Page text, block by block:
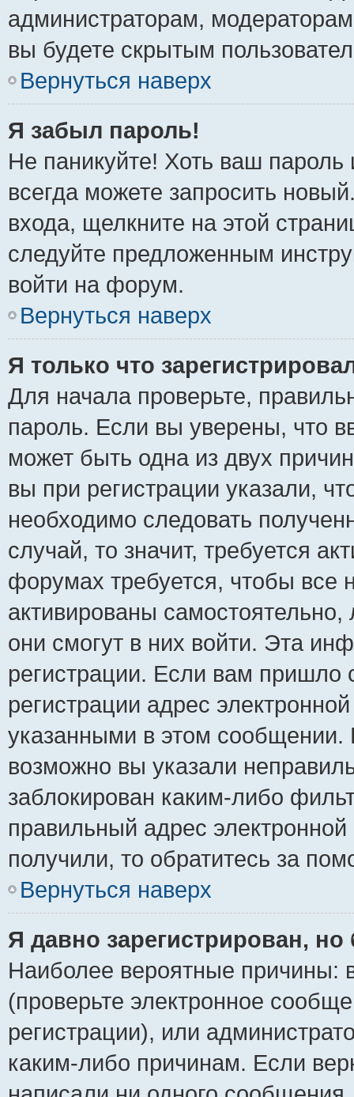
администраторам,
вы будете скрытым
Вернуться наверх
Я забыл пароль!
Не паникуйте! Хоть ваш
всегда можете запросить
входа, щелкните на этой
следуйте предложенным
войти на форум.
Вернуться наверх
Я только что
Для начала проверьте,
пароль. Если вы уверены, что
может быть одна из двух
вы при регистрации указали,
необходимо следовать
случай, то значит, требуется
форумах требуется, чтобы все
активированы
они смогут в них войти. Эта
регистрации. Если вам
регистрации адрес
указанными в этом
возможно вы указали
заблокирован каким-либо
правильный адрес
получили, то обратитесь за
Вернуться наверх
Я давно зарегистрирован,
Наиболее вероятные причины:
(проверьте электронное
регистрации), или
каким-либо причинам. Если